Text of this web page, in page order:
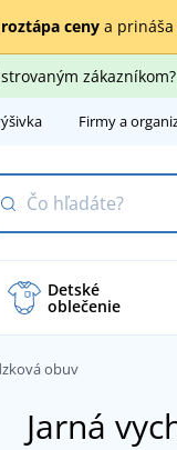
cenya prináša
Firmy a
Detské
oblečenie
obuv
Jarná